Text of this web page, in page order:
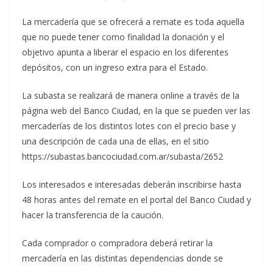
La mercadería que se ofrecerá a remate es toda aquella
que no puede tener como finalidad la donación y el
objetivo apunta a liberar el espacio en los diferentes
depósitos, con un ingreso extra para el Estado.
La subasta se realizará de manera online a través de la
página web del Banco Ciudad, en la que se pueden ver las
mercaderías de los distintos lotes con el precio base y
una descripción de cada una de ellas, en el sitio
https://subastas.bancociudad.com.ar/subasta/2652
Los interesados e interesadas deberán inscribirse hasta
48 horas antes del remate en el portal del Banco Ciudad y
hacer la transferencia de la caución.
Cada comprador o compradora deberá retirar la
mercadería en las distintas dependencias donde se